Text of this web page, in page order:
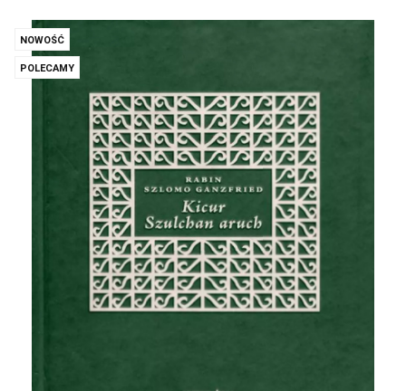
NOWOŚĆ
POLECAMY